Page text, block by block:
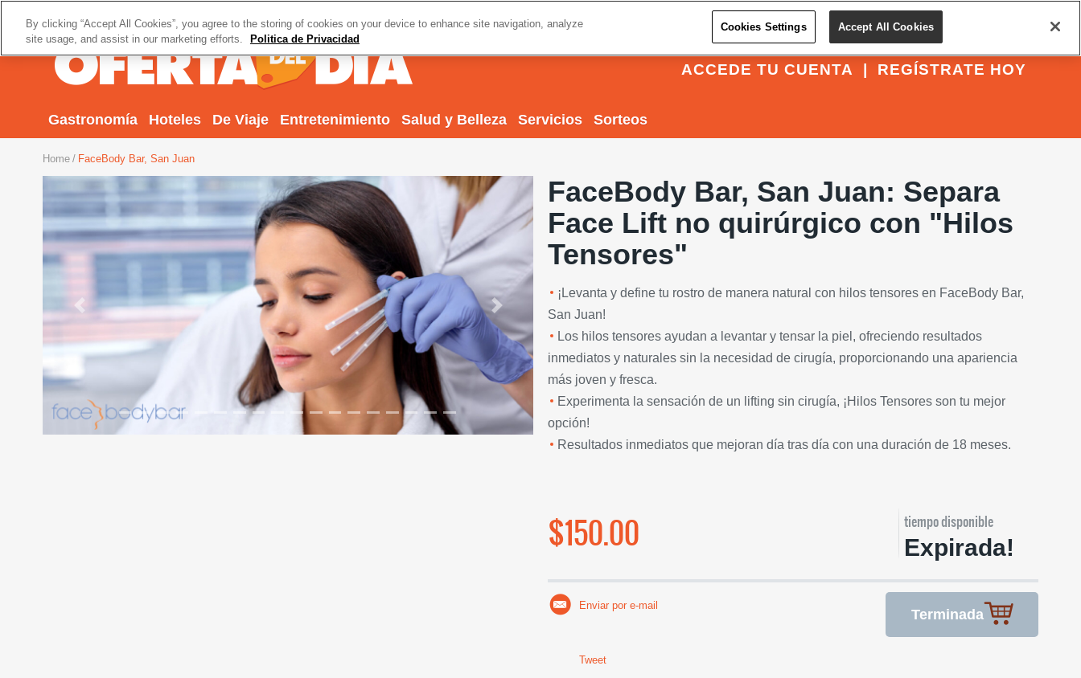
REGÍSTRATE HOY
ACCEDE TU CUENTA
Gastronomía Hoteles De Viaje Entretenimiento Salud y Belleza Servicios Sorteos
Home FaceBody Bar, San Juan
Previous Next
FaceBody Bar, San Juan: Separa
Face Lift no quirúrgico con "Hilos
Tensores"
¡Levanta y define tu rostro de manera natural con hilos tensores en FaceBody Bar,
San Juan!
Los hilos tensores ayudan a levantar y tensar la piel, ofreciendo resultados
inmediatos y naturales sin la necesidad de cirugía, proporcionando una apariencia
más joven y fresca.
Experimenta la sensación de un lifting sin cirugía, ¡Hilos Tensores son tu mejor
opción!
Resultados inmediatos que mejoran día tras día con una duración de 18 meses.
$150.00 tiempo disponible
Expirada!
Terminada
Enviar por e-mail
Tweet
By clicking “Accept All Cookies”, you agree to the storing of cookies on your device to enhance site navigation, analyze
site usage, and assist in our marketing efforts.
Politica de Privacidad
Cookies Settings Accept All Cookies